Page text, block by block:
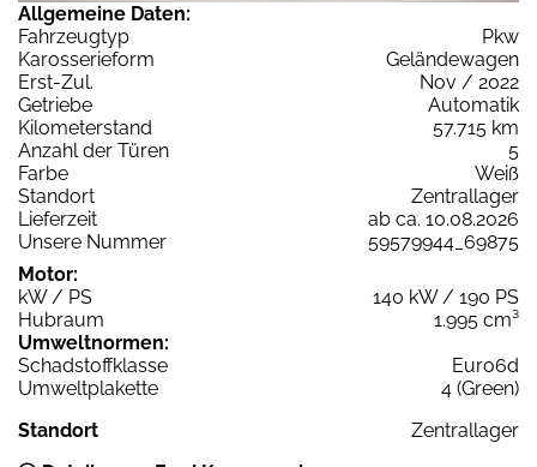
Allgemeine Daten:
Fahrzeugtyp
Pkw
Karosserieform
Geländewagen
Erst-Zul.
Nov / 2022
Getriebe
Automatik
Kilometerstand
57.715 km
Anzahl der Türen
5
Farbe
Weiß
Standort
Zentrallager
Lieferzeit
ab ca. 10.08.2026
Unsere Nummer
59579944_69875
Motor:
kW / PS
140 kW / 190 PS
Hubraum
1.995 cm³
Umweltnormen:
Schadstoffklasse
Euro6d
Umweltplakette
4 (Green)
Standort
Zentrallager